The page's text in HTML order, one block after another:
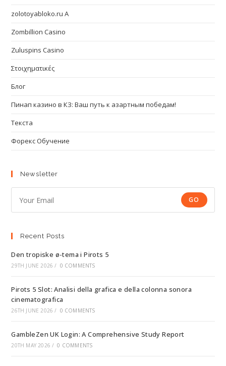
zolotoyabloko.ru A
Zombillion Casino
Zuluspins Casino
Στοιχηματικές
Блог
Пинап казино в КЗ: Ваш путь к азартным победам!
Текста
Форекс Обучение
Newsletter
GO
Recent Posts
Den tropiske ø-tema i Pirots 5
29TH JUNE 2026 / 0 COMMENTS
Pirots 5 Slot: Analisi della grafica e della colonna sonora
cinematografica
26TH JUNE 2026 / 0 COMMENTS
GambleZen UK Login: A Comprehensive Study Report
20TH MAY 2026 / 0 COMMENTS